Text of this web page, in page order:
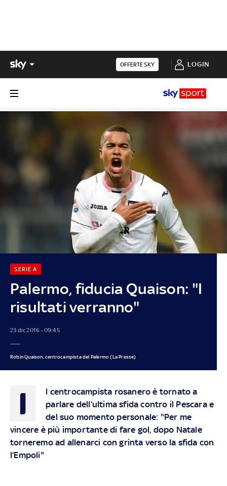
OFFERTE SKY LOGIN
Palermo, fiducia Quaison: "I
risultati verranno"
SERIE A
23 dic 2016 - 09:45
Robin Quaison, centrocampista del Palermo (La Presse)
I
l centrocampista rosanero è tornato a
parlare dell’ultima sfida contro il Pescara e
del suo momento personale: "Per me
vincere è più importante di fare gol, dopo Natale
torneremo ad allenarci con grinta verso la sfida con
l’Empoli"